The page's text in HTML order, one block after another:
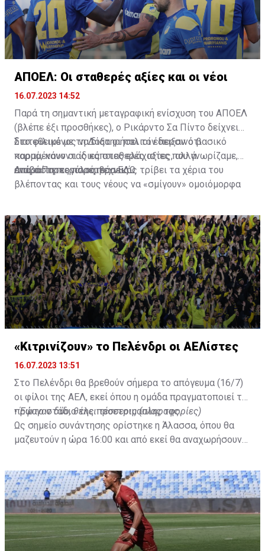
ΑΠΟΕΛ: Οι σταθερές αξίες και οι νέοι
16.07.2023 14:52
Παρά τη σημαντική μεταγραφική ενίσχυση του ΑΠΟΕΛ
(βλέπε έξι προσθήκες), ο Ρικάρντο Σα Πίντο δείχνει
διατεθειμένος να διατηρήσει τον περσινό βασικό
κορμό, κάνοντας κάποιες ελάχιστες, αλλά
απαραίτητες παρεμβάσεις.
Στο φιλικό με τη Δόξα οι παλιοί έδειξαν ότι
παραμένουν οι ίδιες σταθερές αξίες που γνωρίζαμε,
ενώ ο Πορτογάλος τεχνικός τρίβει τα χέρια του
βλέποντας και τους νέους να «σμίγουν» ομοιόμορφα
Διαβάστε περισσότεραΕΔΩ.
«Κιτρινίζουν» το Πελένδρι οι ΑΕΛίστες
16.07.2023 13:51
Στο Πελένδρι θα βρεθούν σήμερα το απόγευμα (16/7)
οι φίλοι της ΑΕΛ, εκεί όπου η ομάδα πραγματοποιεί το
πρώτο στάδιο της προετοιμασίας της.
•Έφυγαν δύο, θέλει τέσσερις (πληροφορίες)
Ως σημείο συνάντησης ορίστηκε η Άλασσα, όπου θα
μαζευτούν η ώρα 16:00 και από εκεί θα αναχωρήσουν
δώοσυν το παρών τους στην απογευματινή προπόνηση
της ομάδας.